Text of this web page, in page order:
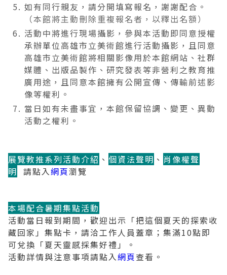
如有同行親友，請分開填寫報名，謝謝配合。
（本館將主動刪除重複報名者，以釋出名額）
活動中將進行現場攝影，參與本活動即同意授權
承辦單位高雄市立美術館進行活動攝影，且同意
高雄市立美術館將相關影像用於本館網站、社群
媒體、出版品製作、研究發表等非營利之教育推
廣用途，且同意本館擁有公開宣傳、傳輸前述影
像等權利。
當日如有未盡事宜，本館保留協調、變更、異動
活動之權利。
展覽教推系列活動介紹 、 個資法聲明 、 肖像權聲
明 請點入網頁瀏覽
本場配合暑期集點活動
活動當日報到期間，歡迎出示「把這個夏天的探索收
藏回家」集點卡，請洽工作人員蓋章；集滿10點即
可兌換「夏天靈感採集好禮」。
活動詳情與注意事項請點入網頁查看。